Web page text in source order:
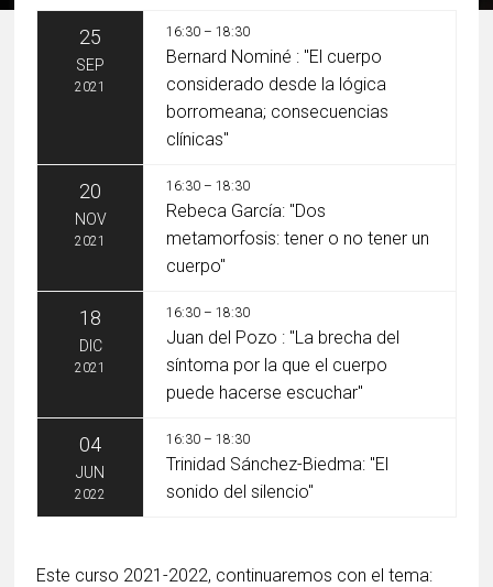
25
SEP
2021
16:30 – 18:30
Bernard Nominé : "El cuerpo
considerado desde la lógica
borromeana; consecuencias
clínicas"
20
NOV
2021
16:30 – 18:30
Rebeca García: "Dos
metamorfosis: tener o no tener un
cuerpo"
18
DIC
2021
16:30 – 18:30
Juan del Pozo : "La brecha del
síntoma por la que el cuerpo
puede hacerse escuchar"
04
JUN
2022
16:30 – 18:30
Trinidad Sánchez-Biedma: "El
sonido del silencio"
Este curso 2021-2022, continuaremos con el tema: